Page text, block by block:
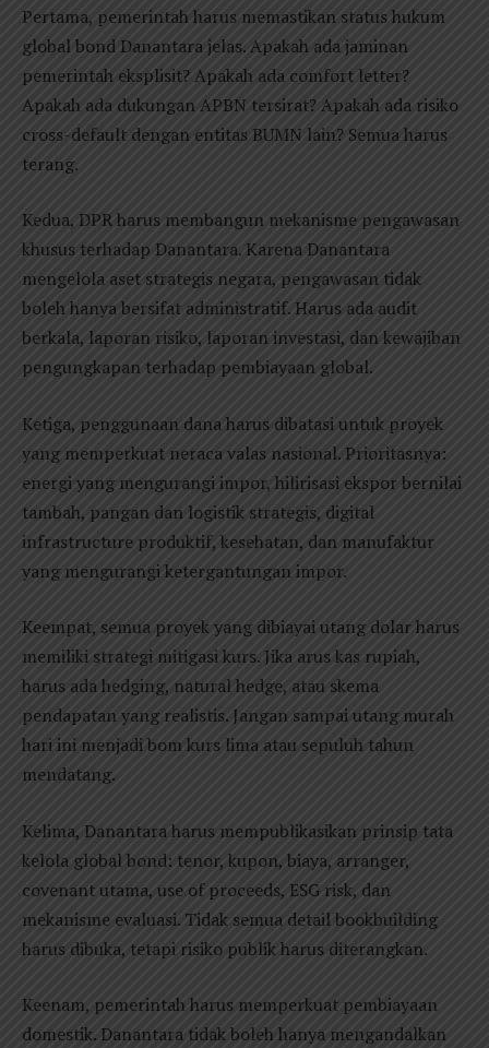
Pertama, pemerintah harus memastikan status hukum
global bond Danantara jelas. Apakah ada jaminan
pemerintah eksplisit? Apakah ada comfort letter?
Apakah ada dukungan APBN tersirat? Apakah ada risiko
cross-default dengan entitas BUMN lain? Semua harus
terang.
Kedua, DPR harus membangun mekanisme pengawasan
khusus terhadap Danantara. Karena Danantara
mengelola aset strategis negara, pengawasan tidak
boleh hanya bersifat administratif. Harus ada audit
berkala, laporan risiko, laporan investasi, dan kewajiban
pengungkapan terhadap pembiayaan global.
Ketiga, penggunaan dana harus dibatasi untuk proyek
yang memperkuat neraca valas nasional. Prioritasnya:
energi yang mengurangi impor, hilirisasi ekspor bernilai
tambah, pangan dan logistik strategis, digital
infrastructure produktif, kesehatan, dan manufaktur
yang mengurangi ketergantungan impor.
Keempat, semua proyek yang dibiayai utang dolar harus
memiliki strategi mitigasi kurs. Jika arus kas rupiah,
harus ada hedging, natural hedge, atau skema
pendapatan yang realistis. Jangan sampai utang murah
hari ini menjadi bom kurs lima atau sepuluh tahun
mendatang.
Kelima, Danantara harus mempublikasikan prinsip tata
kelola global bond: tenor, kupon, biaya, arranger,
covenant utama, use of proceeds, ESG risk, dan
mekanisme evaluasi. Tidak semua detail bookbuilding
harus dibuka, tetapi risiko publik harus diterangkan.
Keenam, pemerintah harus memperkuat pembiayaan
domestik. Danantara tidak boleh hanya mengandalkan